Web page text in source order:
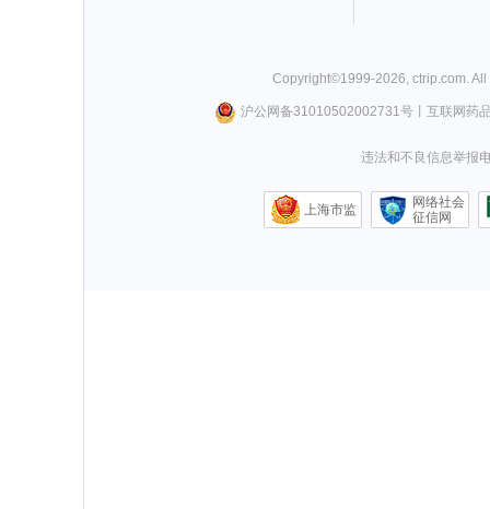
Copyright©1999-2026 ctrip.com .
沪公网备31010502002731号丨 互联网药
违法和不良信息举报
上海市监
网络社会
征信网